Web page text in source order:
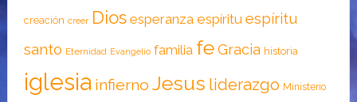
creación creer Dios esperanza espíritu espíritu
santo Eternidad Evangelio familia feGracia historia
iglesia infierno Jesus liderazgo Ministerio